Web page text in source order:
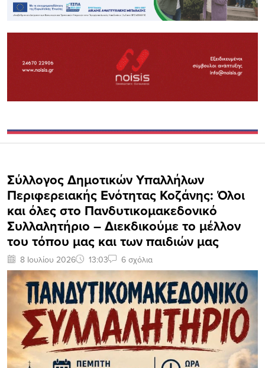
Σύλλογος Δημοτικών Υπαλλήλων
Περιφερειακής Ενότητας Κοζάνης: Όλοι
και όλες στο Πανδυτικομακεδονικό
Συλλαλητήριο – Διεκδικούμε το μέλλον
του τόπου μας και των παιδιών μας
8 Ιουλίου 2026 13:03 6 σχόλια